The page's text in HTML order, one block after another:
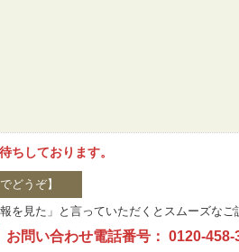
ちしております。
どうぞ】
を見た」と言っていただくとスムーズなご
お問い合わせ電話番号： 0120-458-